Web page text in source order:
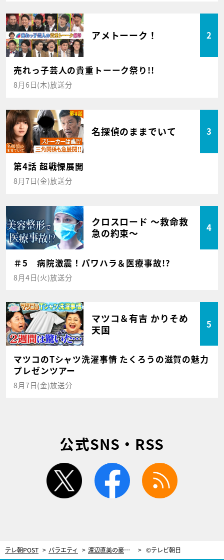
アメトーーク！ 2
売れっ子芸人の貴重トーーク祭り!!
8月6日(木)放送分
名探偵のままでいて 3
第4話 超戦慄展開
8月7日(金)放送分
クロスロード ～救命救
急の約束～
4
＃5 病院激震！パワハラ＆医療事故!?
8月4日(火)放送分
マツコ＆有吉 かりそめ
天国
5
マツコのTシャツ洗濯事情 たくろうの滋賀の魅力
プレゼンツアー
8月7日(金)放送分
公式SNS・RSS
twitter facebook
テレ朝POST バラエティ 渡辺直美の豪快食べっぷりを隠し撮り！納豆巻を…マネしたくなるアレンジも凄い ©テレビ朝日